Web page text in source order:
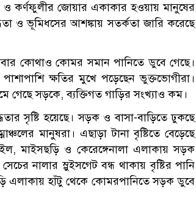
ও কর্ণফুলীর জোয়ার একাকার হওয়ায় মানুষের
ও ভূমিধসের আশঙ্কায় সতর্কতা জারি করেছে
কোথাও কোমর সমান পানিতে ডুবে গেছে।
ক্ষতির মুখে পড়েছেন ভুক্তভোগীরা।
গেছে সড়কে, ব্যক্তিগত গাড়ির সংখ্যাও কম।
সৃষ্টি হয়েছে। সড়ক ও বাসা-বাড়িতে ঢুকছে
মানুষরা। এছাড়া টানা বৃষ্টিতে বেড়েছে
মাইসছড়ি ও কেরেঙ্গেনালা এলাকায় সড়ক
নালার স্লুইসগেট বন্ধ থাকায় বৃষ্টির পানি
এলাকায় হাঁটু থেকে কোমরপানিতে সড়ক ডুবে